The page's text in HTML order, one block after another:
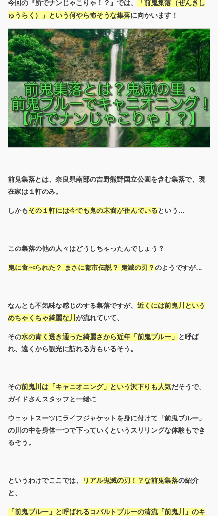
今回の『所でナンじゃこりゃ！？』では、
「前鬼集落（ぜんきし
ゅうらく）」という何やら怖そうな集落に向かいます！
前鬼集落とは、奈良県南部の吉野熊野国立公園を含む集落で、現
在家は１軒のみ。
しかもその１軒には今でも鬼の末裔が住んでいるという…
この集落の他の人々はどうしちゃったんでしょう？
鬼に食べられた？ まさに都市伝説？ 鬼滅の刃？のようですが…
なんとも不気味な感じのする集落ですが、 近くには前鬼川という
めちゃくちゃ綺麗な川 が流れていて、
その水の青く透き通った綺麗さから近年「前鬼ブルー」 と呼ば
れ、遠くから観光に訪れる方もいるそう。
その前鬼川は「キャニオニング」という沢下りも人気だそうで、
ガイドさんスタッフと一緒に
ウェットスーツにライフジャケットを身に付けて「前鬼ブルー」
の川の中を身体一つで下っていくというスリリングな体験もでき
るそう。
というわけでここでは、 リアル鬼滅の刃！？な前鬼集落の紹介
と、
「前鬼ブルー」と呼ばれるコバルトブルーの清流「前鬼川」のキ